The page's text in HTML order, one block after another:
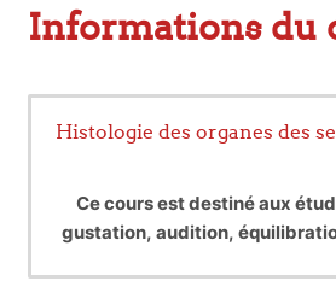
Informations du
Histologie des organes des
Ce cours est destiné aux
gustation, audition,